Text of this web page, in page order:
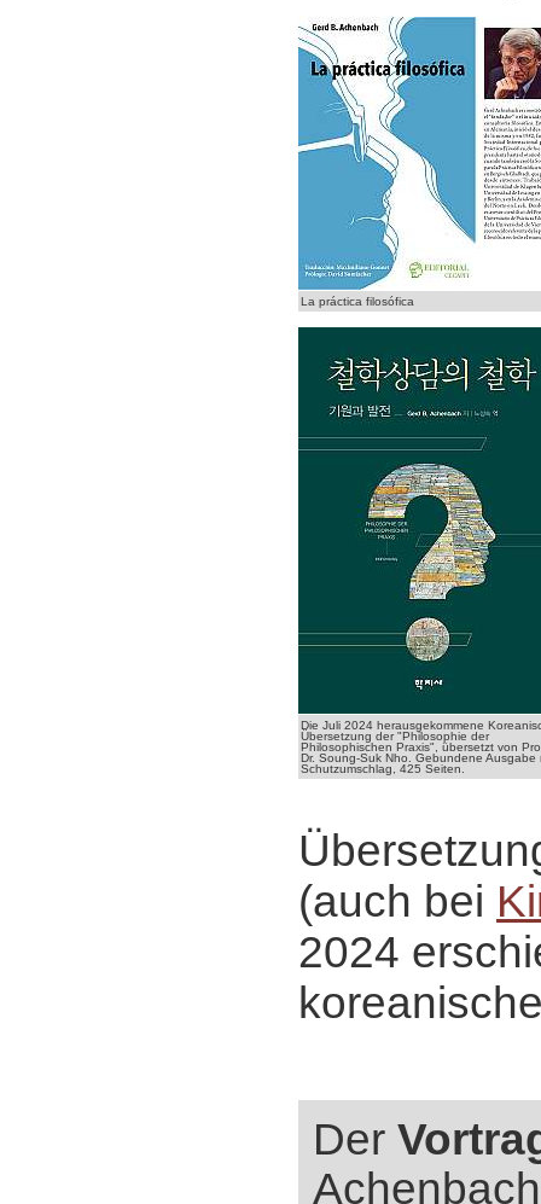
La práctica filosófica
Die Juli 2024 herausgekommene
Übersetzung der "Philosophie der
Philosophischen Praxis", übersetzt von
Dr. Soung-Suk Nho. Gebundene Ausgabe
Schutzumschlag, 425 Seiten.
(auch bei
2024
Der